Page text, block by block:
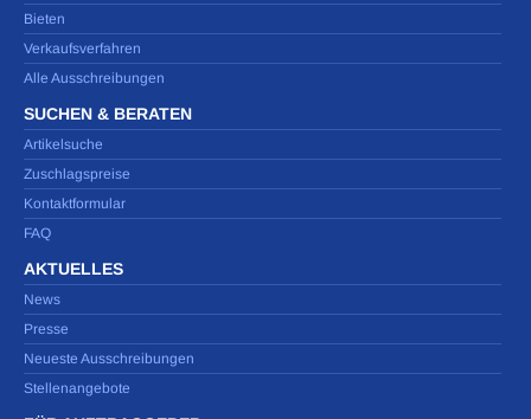
Bieten
Verkaufsverfahren
Alle Ausschreibungen
SUCHEN & BERATEN
Artikelsuche
Zuschlagspreise
Kontaktformular
FAQ
AKTUELLES
News
Presse
Neueste Ausschreibungen
Stellenangebote